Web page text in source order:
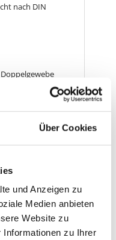
Über Cookies
und Anzeigen zu
Medien anbieten
Website zu
Informationen zu Ihrer
nach DIN